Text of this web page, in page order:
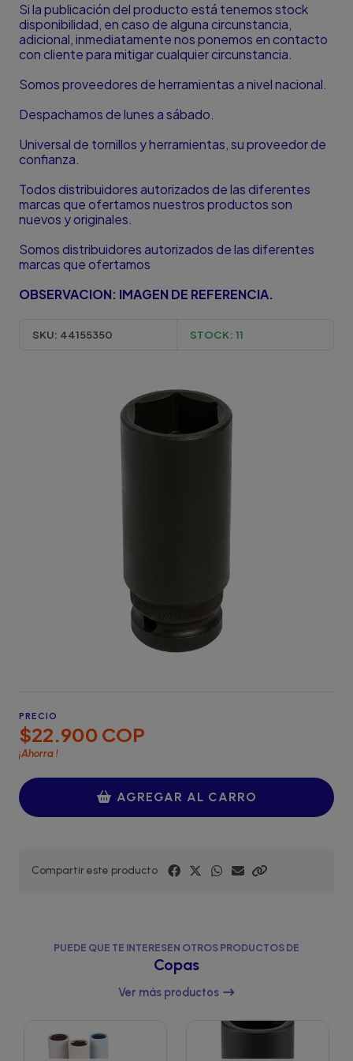
Si la publicación del producto está tenemos stock
disponibilidad, en caso de alguna circunstancia,
adicional, inmediatamente nos ponemos en contacto
con cliente para mitigar cualquier circunstancia.
Somos proveedores de herramientas a nivel nacional.
Despachamos de lunes a sábado.
Universal de tornillos y herramientas, su proveedor de
confianza.
Todos distribuidores autorizados de las diferentes
marcas que ofertamos nuestros productos son
nuevos y originales.
Somos distribuidores autorizados de las diferentes
marcas que ofertamos
OBSERVACION: IMAGEN DE REFERENCIA.
SKU: 44155350 STOCK: 11
PRECIO
$22.900 COP
¡Ahorra!
AGREGAR AL CARRO
Compartir este producto
PUEDE QUE TE INTERESEN OTROS PRODUCTOS DE
Copas
Ver más productos